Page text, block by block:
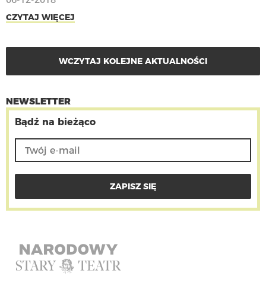
CZYTAJ WIĘCEJ
WCZYTAJ KOLEJNE AKTUALNOŚCI
NEWSLETTER
Bądź na bieżąco